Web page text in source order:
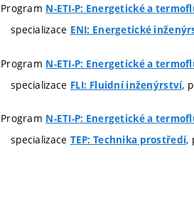
Program N-ETI-P: Energetické a
specializace ENI: Energetické
Program N-ETI-P: Energetické a
specializace FLI: Fluidní inženýrství,
Program N-ETI-P: Energetické a
specializace TEP: Technika prostředí,